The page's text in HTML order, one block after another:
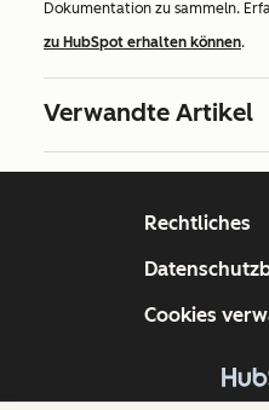
Dokumentation zu sammeln.
zu HubSpot erhalten können.
Verwandte Artikel
Rechtliches
Cookies